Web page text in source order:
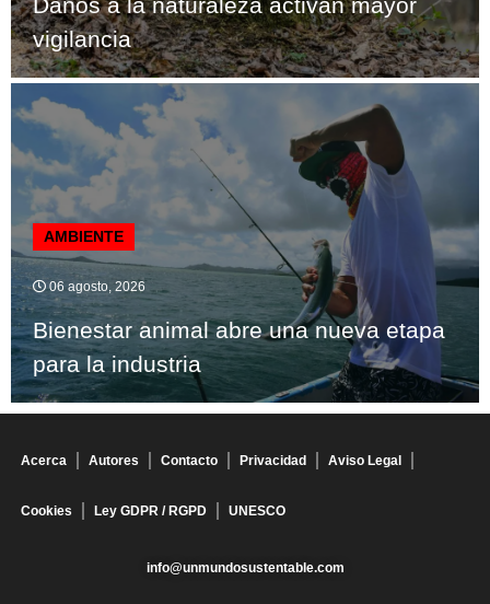
Daños a la naturaleza activan mayor
vigilancia
AMBIENTE
06 agosto, 2026
Bienestar animal abre una nueva etapa
para la industria
Acerca Autores Contacto Privacidad Aviso Legal
Cookies Ley GDPR / RGPD UNESCO
info@unmundosustentable.com